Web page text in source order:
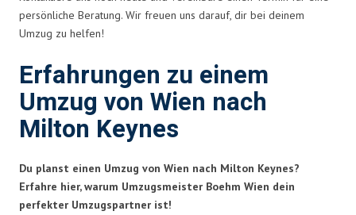
persönliche Beratung. Wir freuen uns darauf, dir bei deinem
Umzug zu helfen!
Erfahrungen zu einem
Umzug von Wien nach
Milton Keynes
Du planst einen Umzug von Wien nach Milton Keynes?
Erfahre hier, warum Umzugsmeister Boehm Wien dein
perfekter Umzugspartner ist!